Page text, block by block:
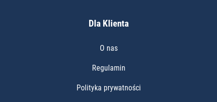
Dla Klienta
O nas
Regulamin
Polityka prywatności